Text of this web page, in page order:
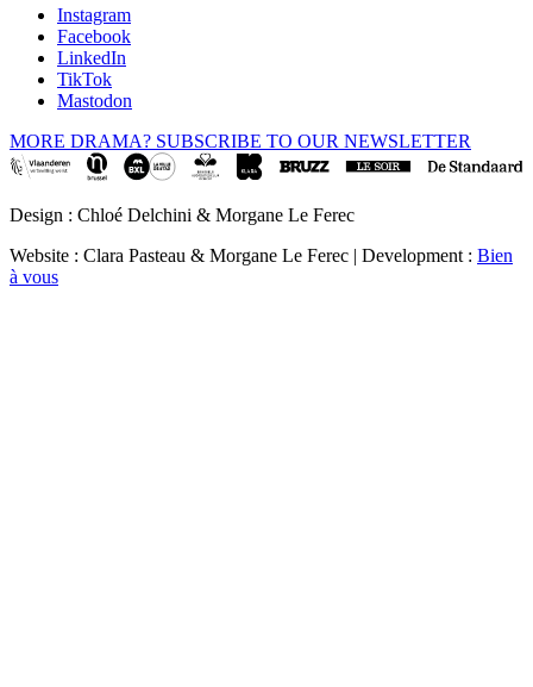
Instagram
Facebook
LinkedIn
TikTok
Mastodon
MORE DRAMA? SUBSCRIBE TO OUR NEWSLETTER
Design : Chloé Delchini & Morgane Le Ferec
Website : Clara Pasteau & Morgane Le Ferec | Development : Bien
à vous